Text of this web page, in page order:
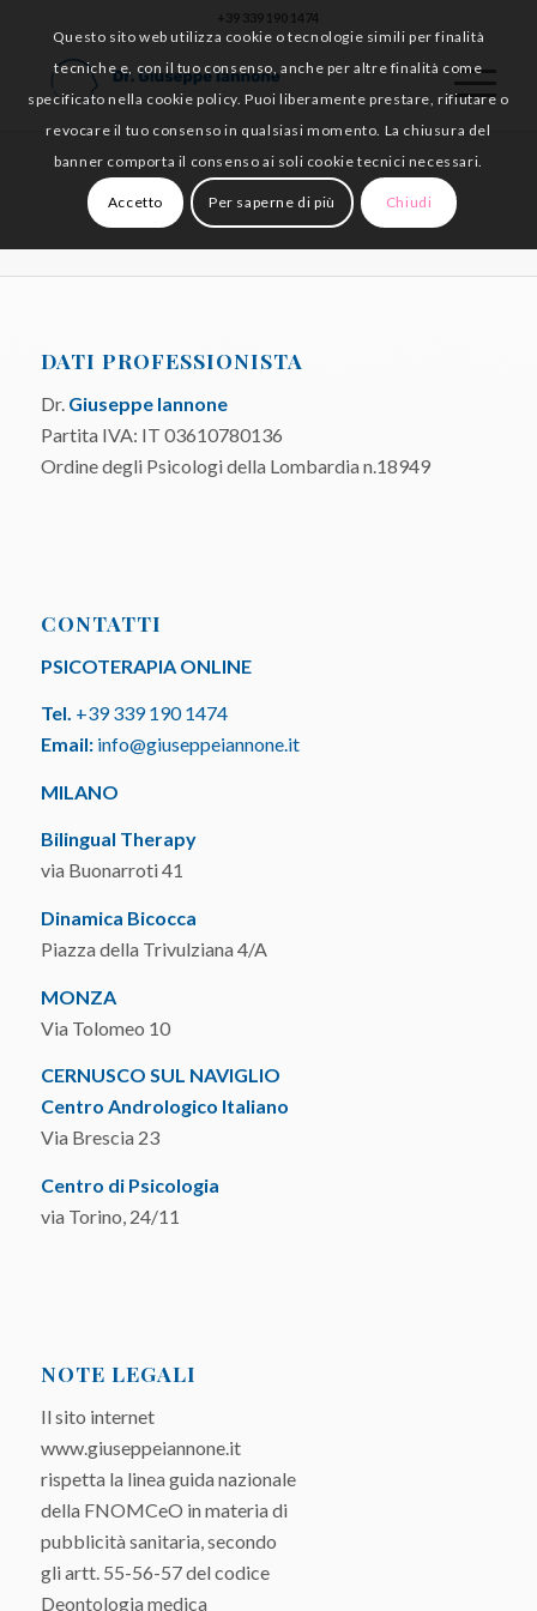
+39 339 190 1474
DATI PROFESSIONISTA
Dr. Giuseppe Iannone
Partita IVA: IT 03610780136
Ordine degli Psicologi della Lombardia n.18949
CONTATTI
PSICOTERAPIA ONLINE
Tel. +39 339 190 1474
Email: info@giuseppeiannone.it
MILANO
Bilingual Therapy
via Buonarroti 41
Dinamica Bicocca
Piazza della Trivulziana 4/A
MONZA
Via Tolomeo 10
CERNUSCO SUL NAVIGLIO
Centro Andrologico Italiano
Via Brescia 23
Centro di Psicologia
via Torino, 24/11
NOTE LEGALI
Il sito internet
www.giuseppeiannone.it
rispetta la linea guida nazionale
della FNOMCeO in materia di
pubblicità sanitaria, secondo
gli artt. 55-56-57 del codice
Deontologia medica
Questo sito web utilizza cookie o tecnologie simili per finalità
tecniche e, con il tuo consenso, anche per altre finalità come
specificato nella cookie policy. Puoi liberamente prestare, rifiutare o
revocare il tuo consenso in qualsiasi momento. La chiusura del
banner comporta il consenso ai soli cookie tecnici necessari.
Accetto Per saperne di più Chiudi